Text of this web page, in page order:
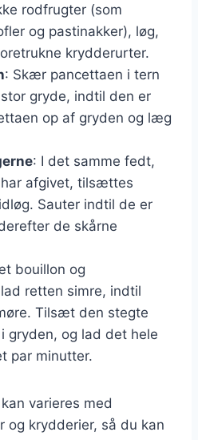
rodfrugter (som
og pastinakker), løg,
krydderurter.
: Skær pancettaen i tern
gryde, indtil den er
op af gryden og læg
: I det samme fedt,
afgivet, tilsættes
Sauter indtil de er
de skårne
bouillon og
retten simre, indtil
Tilsæt den stegte
gryden, og lad det hele
par minutter.
varieres med
og krydderier, så du kan